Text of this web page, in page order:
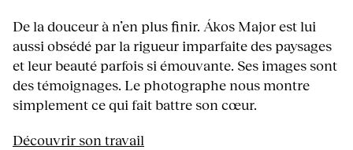
De la douceur à n’en plus finir. Ákos Major est lui
aussi obsédé par la rigueur imparfaite des paysages
et leur beauté parfois si émouvante. Ses images sont
des témoignages. Le photographe nous montre
simplement ce qui fait battre son cœur.
Découvrir son travail